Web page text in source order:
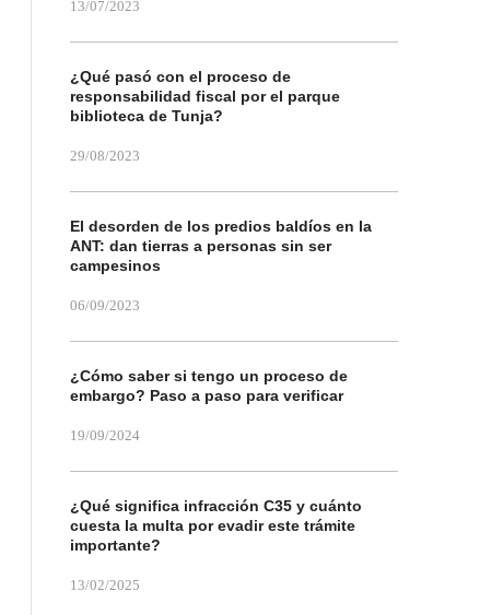
13/07/2023
¿Qué pasó con el proceso de
responsabilidad fiscal por el parque
biblioteca de Tunja?
29/08/2023
El desorden de los predios baldíos en la
ANT: dan tierras a personas sin ser
campesinos
06/09/2023
¿Cómo saber si tengo un proceso de
embargo? Paso a paso para verificar
19/09/2024
¿Qué significa infracción C35 y cuánto
cuesta la multa por evadir este trámite
importante?
13/02/2025